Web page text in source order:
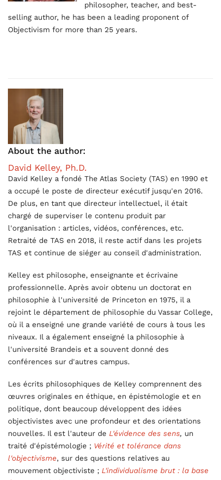
philosopher, teacher, and best-
selling author, he has been a leading proponent of
Objectivism for more than 25 years.
About the author:
David Kelley, Ph.D.
David Kelley a fondé The Atlas Society (TAS) en 1990 et
a occupé le poste de directeur exécutif jusqu'en 2016.
De plus, en tant que directeur intellectuel, il était
chargé de superviser le contenu produit par
l'organisation : articles, vidéos, conférences, etc.
Retraité de TAS en 2018, il reste actif dans les projets
TAS et continue de siéger au conseil d'administration.
Kelley est philosophe, enseignante et écrivaine
professionnelle. Après avoir obtenu un doctorat en
philosophie à l'université de Princeton en 1975, il a
rejoint le département de philosophie du Vassar College,
où il a enseigné une grande variété de cours à tous les
niveaux. Il a également enseigné la philosophie à
l'université Brandeis et a souvent donné des
conférences sur d'autres campus.
Les écrits philosophiques de Kelley comprennent des
œuvres originales en éthique, en épistémologie et en
politique, dont beaucoup développent des idées
objectivistes avec une profondeur et des orientations
nouvelles. Il est l'auteur de L'évidence des sens, un
traité d'épistémologie ; Vérité et tolérance dans
l'objectivisme, sur des questions relatives au
mouvement objectiviste ; L'individualisme brut : la base